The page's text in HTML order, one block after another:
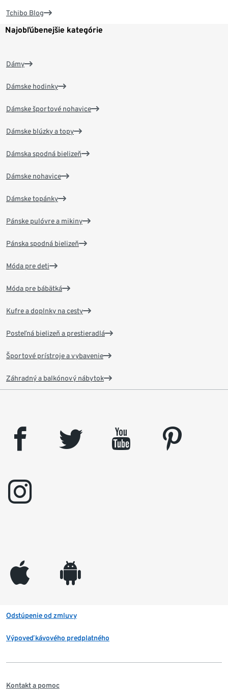
Tchibo Blog
Najobľúbenejšie kategórie
Dámy
Dámske hodinky
Dámske športové nohavice
Dámske blúzky a topy
Dámska spodná bielizeň
Dámske nohavice
Dámske topánky
Pánske pulóvre a mikiny
Pánska spodná bielizeň
Móda pre deti
Móda pre bábätká
Kufre a doplnky na cesty
Posteľná bielizeň a prestieradlá
Športové prístroje a vybavenie
Záhradný a balkónový nábytok
facebook twitter youtube
pinterest
instagram
appleinc android
Odstúpenie od zmluvy
Výpoveď kávového predplatného
Kontakt a pomoc